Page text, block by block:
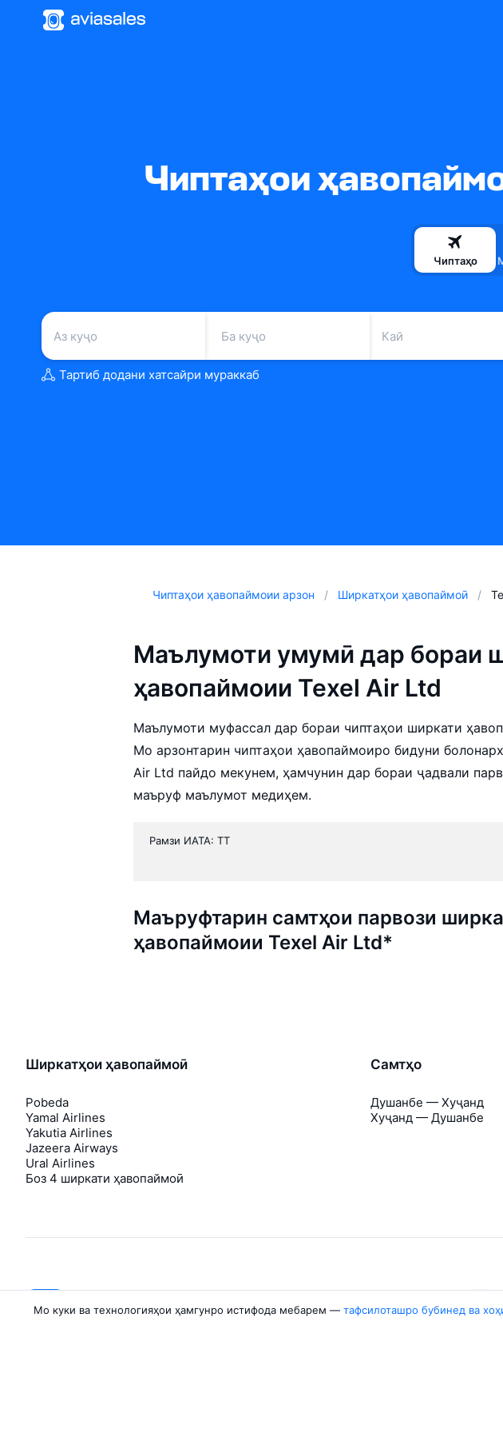
Чиптаҳои
Чиптаҳо
Кай
Тартиб додани хатсайри мураккаб
Чиптаҳои ҳавопаймоии арзон Ширкатҳои ҳавопаймоӣ
Маълумоти умумӣ дар бораи
ҳавопаймоии Texel Air Ltd
Маълумоти муфассал дар бораи чиптаҳои ширкати
Мо арзонтарин чиптаҳои ҳавопаймоиро бидуни
Air Ltd пайдо мекунем, ҳамчунин дар бораи ҷадвали
маъруф маълумот медиҳем.
Рамзи ИАТА: TT
Маъруфтарин самтҳои парвози
ҳавопаймоии Texel Air Ltd*
Ширкатҳои ҳавопаймоӣ
Pobeda
Yamal Airlines
Yakutia Airlines
Jazeera Airways
Ural Airlines
Боз 4 ширкати ҳавопаймоӣ
Самтҳо
Душанбе — Хуҷанд
Хуҷанд — Душанбе
© 2007–2026
Newsroom
Мо куки ва технологияҳои ҳамгунро истифода мебарем — тафсилоташро бубинед ва